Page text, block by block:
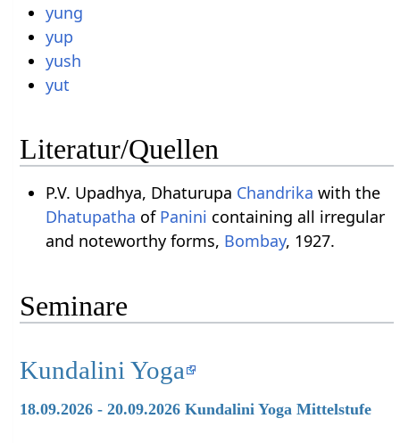
yung
yup
yush
yut
Literatur/Quellen
P.V. Upadhya, Dhaturupa Chandrika with the
Dhatupatha of Panini containing all irregular
and noteworthy forms, Bombay, 1927.
Seminare
Kundalini Yoga
18.09.2026 - 20.09.2026 Kundalini Yoga Mittelstufe